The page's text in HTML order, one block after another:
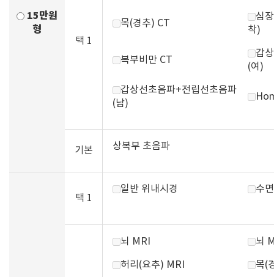
15만원
형
택 1
목(경추) CT
심
착)
복부비만 CT
갑
(여)
갑상선초음파+전립선초음파
(남)
기본 상복부 초음파
택 1
일반 위내시경 수
뇌 MRI 뇌
허리(요추) MRI 목(